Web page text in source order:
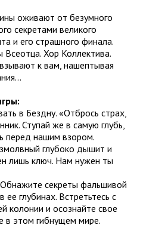
оживают от безумного
секретами великого
и его страшного финала.
Всеотца. Хор Коллектива.
к вам, нашептывая
в Бездну. «Отбрось страх,
Ступай же в самую глубь,
перед нашим взором.
глубоко дышит и
лишь ключ. Нам нужен ты
секреты фальшивой
глубинах. Встретьтесь с
колонии и осознайте свое
в этом гибнущем мире.